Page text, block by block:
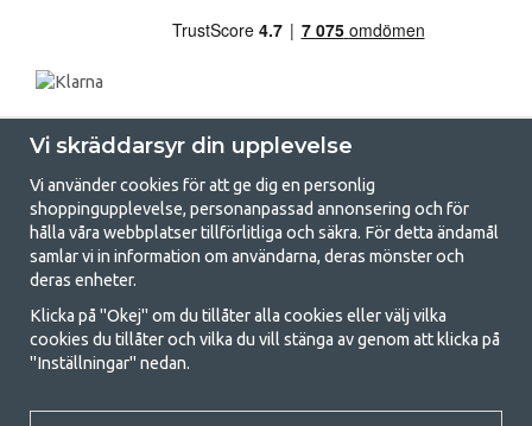
GetCamping.se - Din butik för camping
och uteliv
Att campa kan antingen vara en livsstil eller ett sätt att samla familjen
för ett gemensamt äventyr. Oavsett vilken kategori du tillhör hittar du
med att campa så därför erbjuder vi riktigt bra priser på familjetält,
Vi skräddarsyr din upplevelse
Vi använder cookies för att ge dig en personlig
shoppingupplevelse, personanpassad annonsering och för
hålla våra webbplatser tillförlitliga och säkra. För detta ändamål
samlar vi in information om användarna, deras mönster och
deras enheter.
Klicka på "Okej" om du tillåter alla cookies eller välj vilka
cookies du tillåter och vilka du vill stänga av genom att klicka på
"Inställningar" nedan.